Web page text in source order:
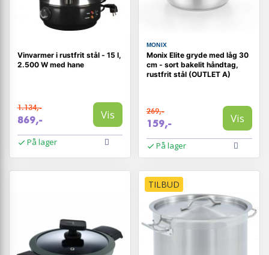
Vinvarmer i rustfrit stål - 15 l,
2.500 W med hane
1.134,-
869,- Vis
På lager
MONIX
Monix Elite gryde med låg 30
cm - sort bakelit håndtag,
rustfrit stål (OUTLET A)
269,-
159,- Vis
På lager
TILBUD